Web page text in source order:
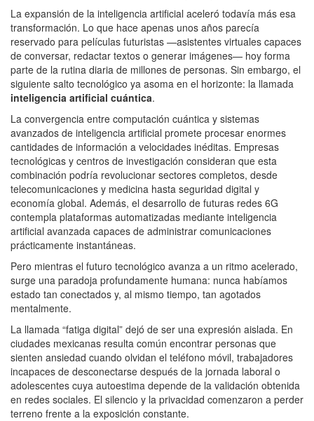
La expansión de la inteligencia artificial aceleró todavía más esa
transformación. Lo que hace apenas unos años parecía
reservado para películas futuristas —asistentes virtuales capaces
de conversar, redactar textos o generar imágenes— hoy forma
parte de la rutina diaria de millones de personas. Sin embargo, el
siguiente salto tecnológico ya asoma en el horizonte: la llamada
inteligencia artificial cuántica.
La convergencia entre computación cuántica y sistemas
avanzados de inteligencia artificial promete procesar enormes
cantidades de información a velocidades inéditas. Empresas
tecnológicas y centros de investigación consideran que esta
combinación podría revolucionar sectores completos, desde
telecomunicaciones y medicina hasta seguridad digital y
economía global. Además, el desarrollo de futuras redes 6G
contempla plataformas automatizadas mediante inteligencia
artificial avanzada capaces de administrar comunicaciones
prácticamente instantáneas.
Pero mientras el futuro tecnológico avanza a un ritmo acelerado,
surge una paradoja profundamente humana: nunca habíamos
estado tan conectados y, al mismo tiempo, tan agotados
mentalmente.
La llamada “fatiga digital” dejó de ser una expresión aislada. En
ciudades mexicanas resulta común encontrar personas que
sienten ansiedad cuando olvidan el teléfono móvil, trabajadores
incapaces de desconectarse después de la jornada laboral o
adolescentes cuya autoestima depende de la validación obtenida
en redes sociales. El silencio y la privacidad comenzaron a perder
terreno frente a la exposición constante.